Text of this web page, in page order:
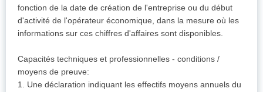
fonction de la date de création de l'entreprise ou du début
d'activité de l'opérateur économique, dans la mesure où les
informations sur ces chiffres d'affaires sont disponibles.
Capacités techniques et professionnelles - conditions /
moyens de preuve:
1. Une déclaration indiquant les effectifs moyens annuels du